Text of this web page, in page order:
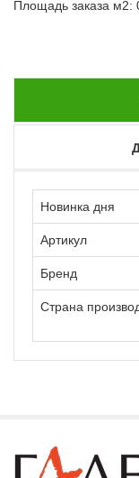
Площадь заказа м2:
Новинка дня
Артикул
Бренд
Страна